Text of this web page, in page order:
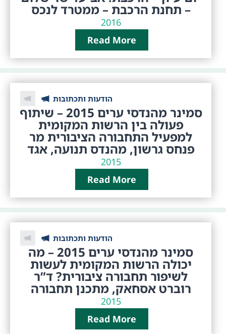
– תחנת הרכבת – ממטרד לנכס
2016
Read More
הודעות ותכתובות
סמינר מהנדסי ערים 2015 – שיתוף
פעולה בין הרשות המקומית
למפעיל התחבורה הציבורית מר
פנחס גרשון, מהנדס תנועה, אגד
2015
Read More
הודעות ותכתובות
סמינר מהנדסי ערים 2015 – מה
יכולה הרשות המקומית לעשות
לשיפור תחבורה ציבורית? ד”ר
רוברט אסחאק, מתכנן תחבורה
2015
Read More